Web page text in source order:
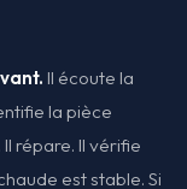
Il écoute la
la pièce
répare. Il vérifie
est stable. Si